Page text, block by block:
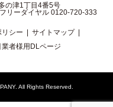
の津1丁目4番5号
ーダイヤル 0120-720-333
シー
サイトマップ
業者様用DLページ
. All Rights Reserved.